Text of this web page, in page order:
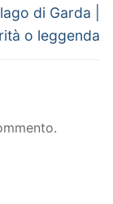
di Garda |
o leggenda